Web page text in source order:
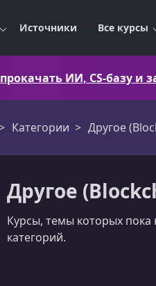
Источники Все курсы
прокачать ИИ, CS-базу и
Категории Другоe
Другоe
Курcы, темы которых
категорий.